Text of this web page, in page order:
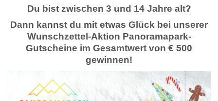
Du bist zwischen 3 und 14 Jahre alt?
Dann kannst du mit etwas Glück bei unserer
Wunschzettel-Aktion Panoramapark-
Gutscheine im Gesamtwert von € 500
gewinnen!